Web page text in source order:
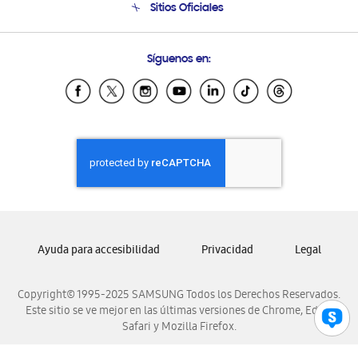
Condiciones de Compra
Soporte vía eMail
Sitios Oficiales
Samsung Ecuador
Samsung El Salvador
Samsung Honduras
Samsung Nicaragua
Samsung Panamá
Samsung Venezuela
Síguenos en:
Copyright© 1995-2025 SAMSUNG Todos los Derechos Reservados.
Este sitio se ve mejor en las últimas versiones de Chrome, Edge,
Safari y Mozilla Firefox.
Ayuda para accesibilidad Privacidad Legal